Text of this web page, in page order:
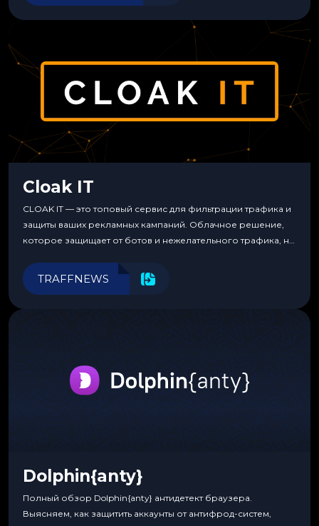
Cloak IT
CLOAK IT — это топовый сервис для фильтрации трафика и
защиты ваших рекламных кампаний. Облачное решение,
которое защищает от ботов и нежелательного трафика, не
программирования.
TRAFFNEWS
Dolphin{anty}
Полный обзор Dolphin{anty} антидетект браузера.
Выясняем, как защитить аккаунты от антифрод-систем,